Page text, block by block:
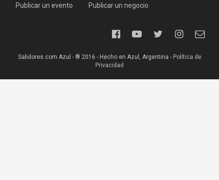
Publicar un evento Publicar un negocio
Salidores.com Azul - ® 2016 - Hecho en Azul, Argentina - Política de
Privacidad